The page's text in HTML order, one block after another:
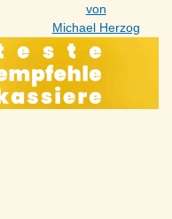
von
Michael Herzog